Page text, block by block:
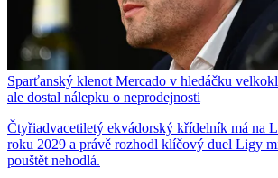
Sparťanský klenot Mercado v hledáčku
ale dostal nálepku o neprodejnosti
Čtyřiadvacetiletý ekvádorský křídelník má na
roku 2029 a právě rozhodl klíčový duel Ligy
pouštět nehodlá.